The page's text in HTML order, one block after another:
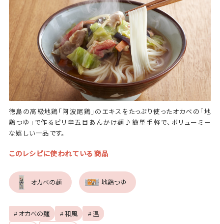
徳島の高級地鶏「阿波尾鶏」のエキスをたっぷり使ったオカベの「地
鶏つゆ」で作るピリ辛五目あんかけ麺♪簡単手軽で、ボリューミー
な嬉しい一品です。
このレシピに使われている商品
オカベの麺 地鶏つゆ
# オカベの麺 # 和風
# 温